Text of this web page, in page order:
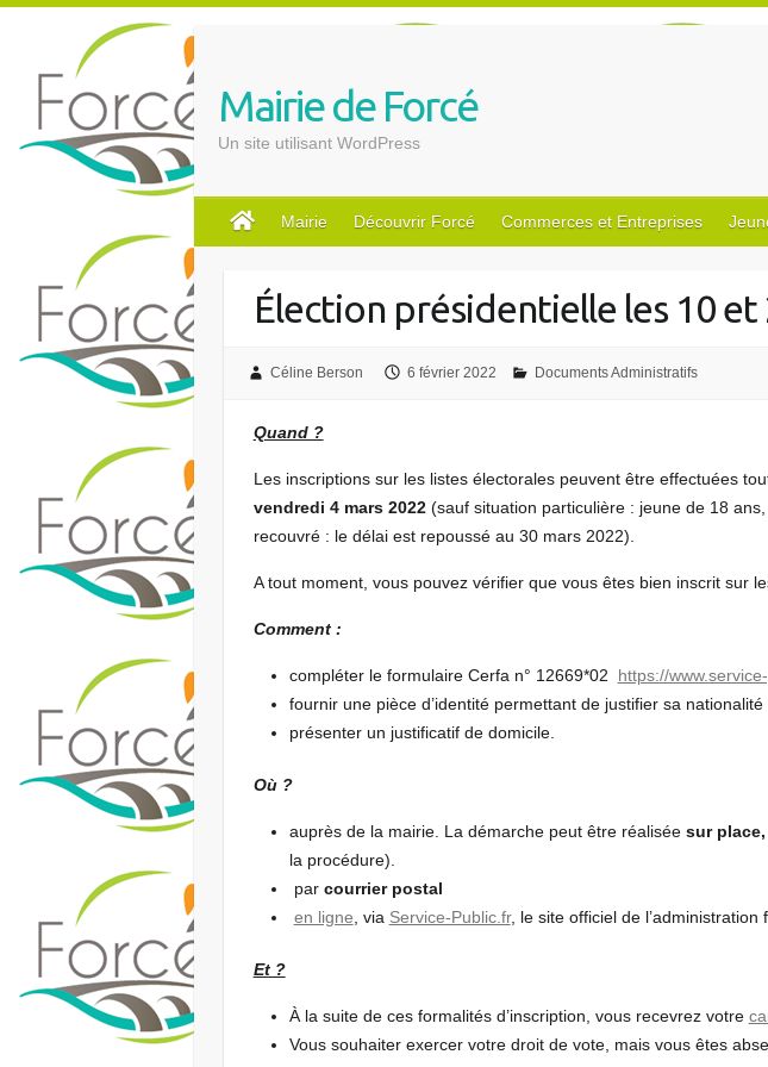
Mairie de Forcé
Un site utilisant WordPress
Mairie Découvrir Forcé Commerces et Entreprises
Élection présidentielle les 10 et
Céline Berson 6 février 2022 Documents Administratifs
Quand ?
Les inscriptions sur les listes électorales peuvent être effectuées
vendredi 4 mars 2022 (sauf situation particulière : jeune de 18
recouvré : le délai est repoussé au 30 mars 2022).
A tout moment, vous pouvez vérifier que vous êtes bien inscrit sur
Comment :
compléter le formulaire Cerfa n° 12669*02 https://
fournir une pièce d’identité permettant de justifier sa
présenter un justificatif de domicile.
Où ?
auprès de la mairie. La démarche peut être réalisée sur place,
la procédure).
par courrier postal
en ligne , via Service-Public.fr, le site officiel de l’administration
Et ?
À la suite de ces formalités d’inscription, vous recevrez votre
Vous souhaiter exercer votre droit de vote, mais vous êtes